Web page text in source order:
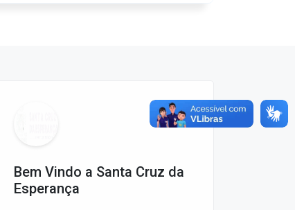
Bem Vindo a Santa Cruz da
Esperança